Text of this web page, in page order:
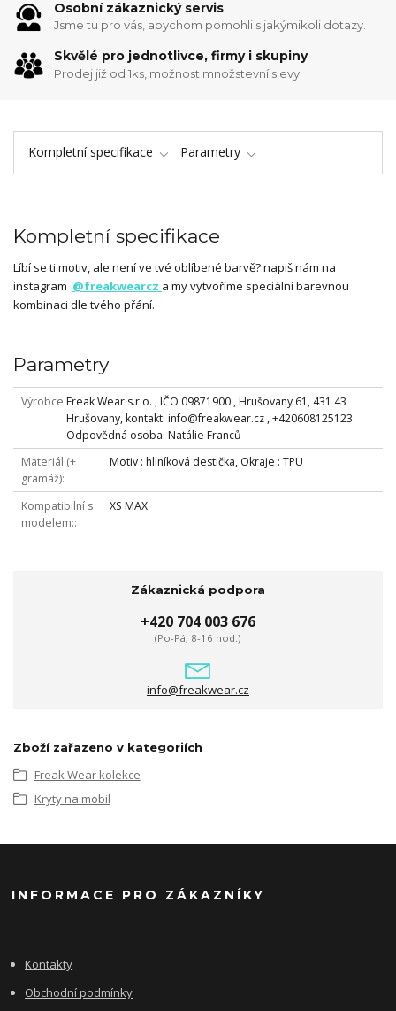
Osobní zákaznický servis
Jsme tu pro vás, abychom pomohli s jakýmikoli dotazy.
Skvělé pro jednotlivce, firmy i skupiny
Prodej již od 1ks, možnost množstevní slevy
Kompletní specifikace Parametry
Kompletní specifikace
Líbí se ti motiv, ale není ve tvé oblíbené barvě? napiš nám na
instagram @freakwearcz a my vytvoříme speciální barevnou
kombinaci dle tvého přání.
Parametry
Výrobce Freak Wear s.r.o. , IČO 09871900 , Hrušovany 61, 431 43
Hrušovany, kontakt: info@freakwear.cz , +420608125123.
Odpovědná osoba: Natálie Franců
Materiál (+
gramáž)
Motiv : hliníková destička, Okraje : TPU
Kompatibilní s
modelem:
XS MAX
Zákaznická podpora
+420 704 003 676
(Po-Pá, 8-16 hod.)
info@freakwear.cz
Zboží zařazeno v kategoriích
Freak Wear kolekce
Kryty na mobil
INFORMACE PRO ZÁKAZNÍKY
Kontakty
Obchodní podmínky